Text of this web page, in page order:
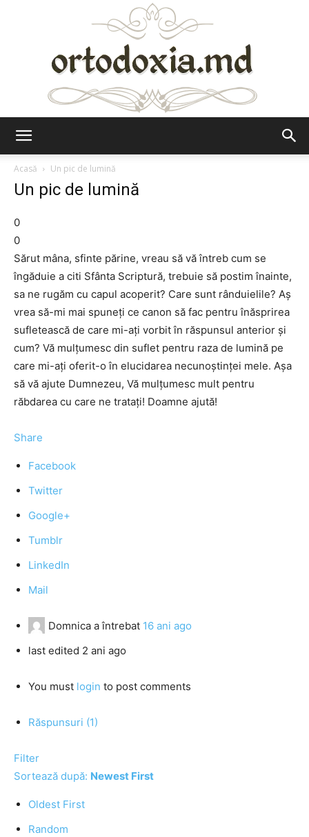
Acasă
Un pic de lumină
Un pic de lumină
0
0
Sărut mâna, sfinte părine, vreau să vă întreb cum se
îngăduie a citi Sfânta Scriptură, trebuie să postim înainte,
sa ne rugăm cu capul acoperit? Care sunt rânduielile? Aş
vrea să-mi mai spuneţi ce canon să fac pentru înăsprirea
sufletească de care mi-aţi vorbit în răspunsul anterior şi
cum? Vă mulţumesc din suflet pentru raza de lumină pe
care mi-aţi oferit-o în elucidarea necunoştinţei mele. Aşa
să vă ajute Dumnezeu, Vă mulţumesc mult pentru
răbdarea cu care ne trataţi! Doamne ajută!
Share
Facebook
Twitter
Google+
Tumblr
LinkedIn
Mail
Domnica a întrebat 16 ani ago
last edited 2 ani ago
You must login to post comments
Răspunsuri (1)
Filter
Sortează după: Newest First
Oldest First
Random